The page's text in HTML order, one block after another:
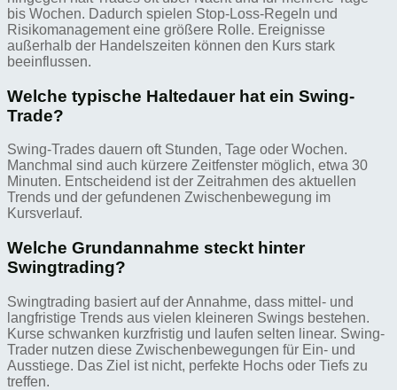
bis Wochen. Dadurch spielen Stop-Loss-Regeln und
Risikomanagement eine größere Rolle. Ereignisse
außerhalb der Handelszeiten können den Kurs stark
beeinflussen.
Welche typische Haltedauer hat ein Swing-
Trade?
Swing-Trades dauern oft Stunden, Tage oder Wochen.
Manchmal sind auch kürzere Zeitfenster möglich, etwa 30
Minuten. Entscheidend ist der Zeitrahmen des aktuellen
Trends und der gefundenen Zwischenbewegung im
Kursverlauf.
Welche Grundannahme steckt hinter
Swingtrading?
Swingtrading basiert auf der Annahme, dass mittel- und
langfristige Trends aus vielen kleineren Swings bestehen.
Kurse schwanken kurzfristig und laufen selten linear. Swing-
Trader nutzen diese Zwischenbewegungen für Ein- und
Ausstiege. Das Ziel ist nicht, perfekte Hochs oder Tiefs zu
treffen.